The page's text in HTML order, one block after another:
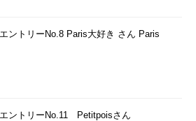
エントリーNo.8 Paris大好き さん Paris
エントリーNo.11 Petitpoisさん